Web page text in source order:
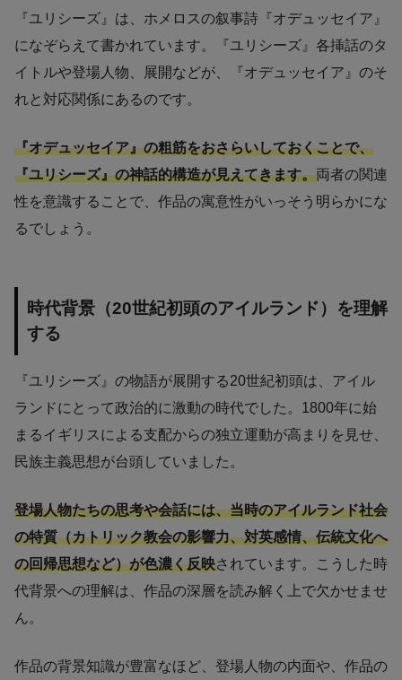
『ユリシーズ』は、ホメロスの叙事詩『オデュッセイア』
になぞらえて書かれています。『ユリシーズ』各挿話のタ
イトルや登場人物、展開などが、『オデュッセイア』のそ
れと対応関係にあるのです。
『オデュッセイア』の粗筋をおさらいしておくことで、
『ユリシーズ』の神話的構造が見えてきます。両者の関連
性を意識することで、作品の寓意性がいっそう明らかにな
るでしょう。
時代背景（20世紀初頭のアイルランド）を理解
する
『ユリシーズ』の物語が展開する20世紀初頭は、アイル
ランドにとって政治的に激動の時代でした。1800年に始
まるイギリスによる支配からの独立運動が高まりを見せ、
民族主義思想が台頭していました。
登場人物たちの思考や会話には、当時のアイルランド社会
の特質（カトリック教会の影響力、対英感情、伝統文化へ
の回帰思想など）が色濃く反映されています。こうした時
代背景への理解は、作品の深層を読み解く上で欠かせませ
ん。
作品の背景知識が豊富なほど、登場人物の内面や、作品の